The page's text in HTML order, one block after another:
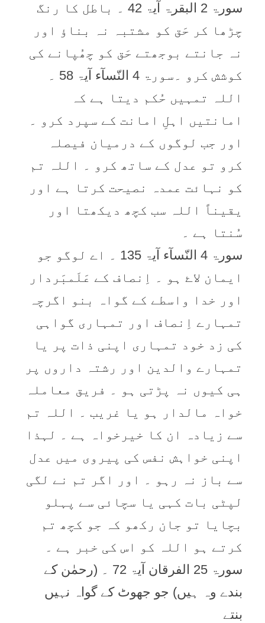
سورۃ 2 البقرۃ آیۃ 42 ۔ باطل کا رنگ
چڑھا کر حَق کو مشتبہ نہ بناؤ اور
نہ جانتے بوجھتے حَق کو چھُپانے کی
کوشش کرو ۔سورۃ 4 النّسآء آیۃ 58 ۔
اللہ تمہیں حُکم دیتا ہے کہ
امانتیں اہلِ امانت کے سپرد کرو ۔
اور جب لوگوں کے درمیان فیصلہ
کرو تو عدل کے ساتھ کرو ۔ اللہ تم
کو نہائت عمدہ نصیحت کرتا ہے اور
یقیناً اللہ سب کچھ دیکھتا اور
سُنتا ہے ۔
سورۃ 4 النّسآء آیۃ 135 ۔ اے لوگو جو
ایمان لاۓ ہو ۔ اِنصاف کے عَلَمبَردار
اور خدا واسطے کے گواہ بنو اگرچہ
تمہارے اِنصاف اور تمہاری گواہی
کی زد خود تمہاری اپنی ذات پر یا
تمہارے والدین اور رشتہ داروں پر
ہی کیوں نہ پڑتی ہو ۔ فریق معاملہ
خواہ مالدار ہو یا غریب ۔ اللہ تم
سے زیادہ ان کا خیرخواہ ہے ۔ لہذا
اپنی خواہش نفس کی پیروی میں عدل
سے باز نہ رہو ۔ اور اگر تم نے لگی
لپٹی بات کہی یا سچائی سے پہلو
بچایا تو جان رکھو کہ جو کچھ تم
کرتے ہو اللہ کو اس کی خبر ہے ۔
سورۃ 25 الفرقان آیۃ 72 ۔ (رحمٰن کے
بندے وہ ہیں) جو جھوٹ کے گواہ نہیں
بنتے